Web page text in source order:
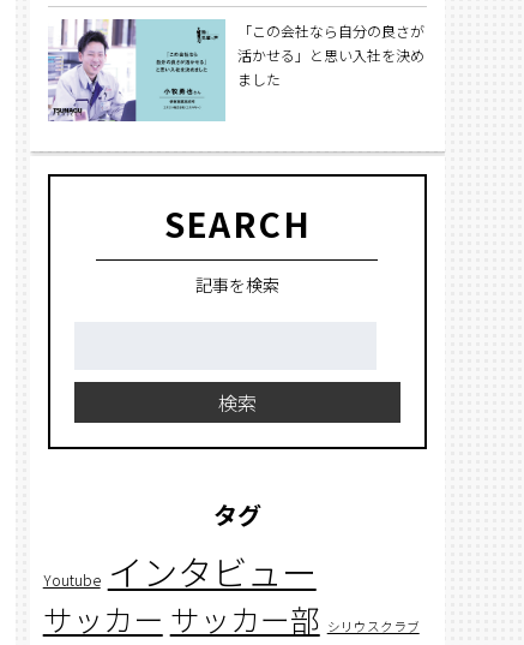
「この会社なら自分の良さが
活かせる」と思い入社を決め
ました
SEARCH
記事を検索
検索
タグ
Youtube インタビュー
サッカー サッカー部 シリウスクラブ